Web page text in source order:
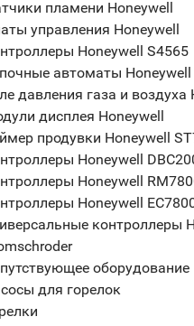
пламени Honeywell
управления Honeywell
Honeywell S4565
автоматы Honeywell
давления газа и воздуха
дисплея Honeywell
продувки Honeywell
Honeywell
Honeywell
Honeywell
контроллеры
оборудование
для горелок